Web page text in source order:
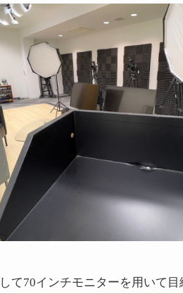
て70インチモニターを用いて